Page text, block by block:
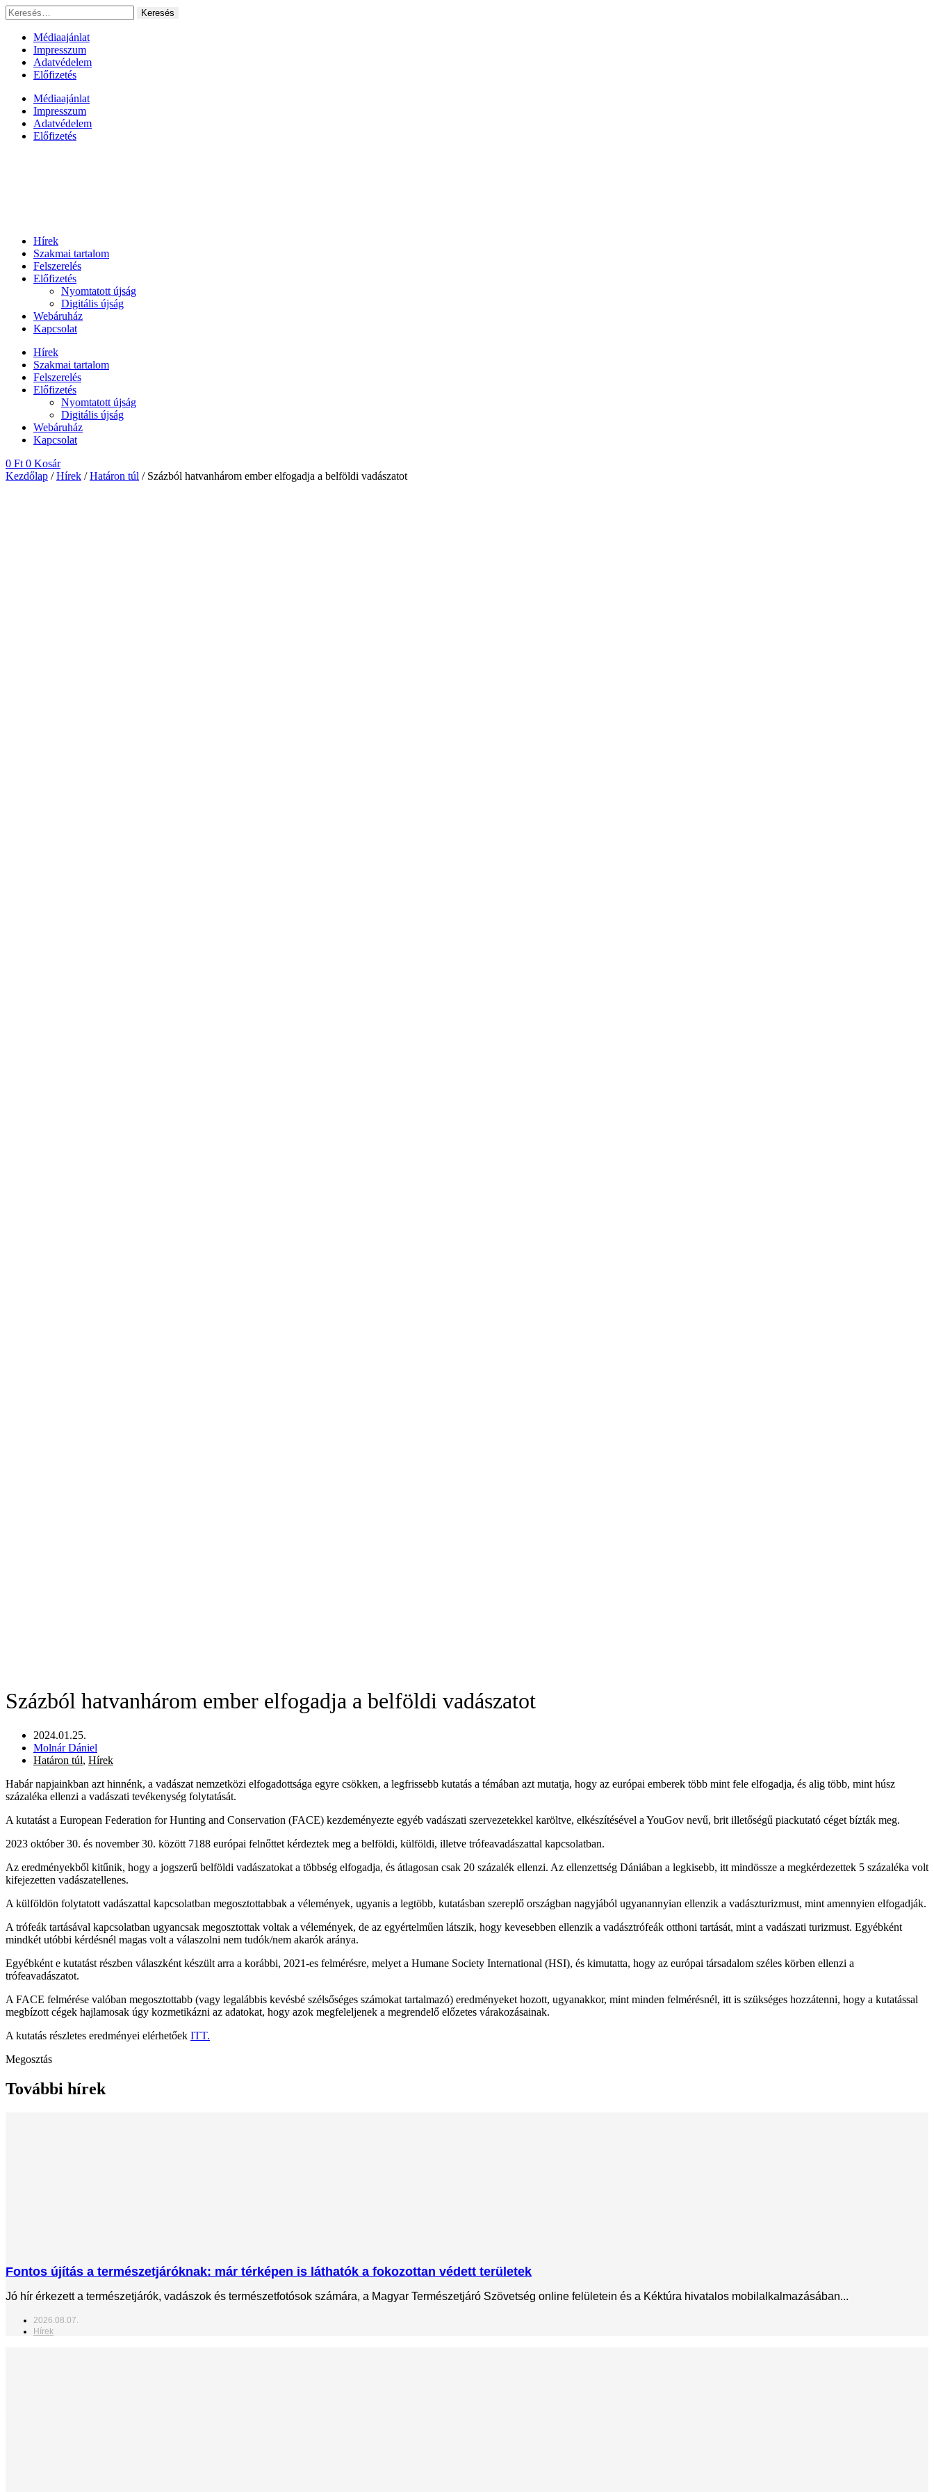
Ugrás
a
tartalomhoz
Keresés:
Médiaajánlat
Impresszum
Adatvédelem
Előfizetés
Médiaajánlat
Impresszum
Adatvédelem
Előfizetés
Hírek
Szakmai tartalom
Felszerelés
Előfizetés
Nyomtatott újság
Digitális újság
Webáruház
Kapcsolat
Hírek
Szakmai tartalom
Felszerelés
Előfizetés
Nyomtatott újság
Digitális újság
Webáruház
Kapcsolat
0 Ft 0 Kosár
Kezdőlap /Hírek /Határon túl / Százból hatvanhárom ember elfogadja a belföldi vadászatot
Százból hatvanhárom ember elfogadja a belföldi vadászatot
2024.01.25.
Molnár Dániel
Határon túl, Hírek
Habár napjainkban azt hinnénk, a vadászat nemzetközi elfogadottsága egyre csökken, a legfrissebb kutatás a témában azt mutatja, hogy az európai emberek több mint fele elfogadja, és alig több, mint húsz
százaléka ellenzi a vadászati tevékenység folytatását.
A kutatást a European Federation for Hunting and Conservation (FACE) kezdeményezte egyéb vadászati szervezetekkel karöltve, elkészítésével a YouGov nevű, brit illetőségű piackutató céget bízták meg.
2023 október 30. és november 30. között 7188 európai felnőttet kérdeztek meg a belföldi, külföldi, illetve trófeavadászattal kapcsolatban.
Az eredményekből kitűnik, hogy a jogszerű belföldi vadászatokat a többség elfogadja, és átlagosan csak 20 százalék ellenzi. Az ellenzettség Dániában a legkisebb, itt mindössze a megkérdezettek 5 százaléka volt
kifejezetten vadászatellenes.
A külföldön folytatott vadászattal kapcsolatban megosztottabbak a vélemények, ugyanis a legtöbb, kutatásban szereplő országban nagyjából ugyanannyian ellenzik a vadászturizmust, mint amennyien elfogadják.
A trófeák tartásával kapcsolatban ugyancsak megosztottak voltak a vélemények, de az egyértelműen látszik, hogy kevesebben ellenzik a vadásztrófeák otthoni tartását, mint a vadászati turizmust. Egyébként
mindkét utóbbi kérdésnél magas volt a válaszolni nem tudók/nem akarók aránya.
Egyébként e kutatást részben válaszként készült arra a korábbi, 2021-es felmérésre, melyet a Humane Society International (HSI), és kimutatta, hogy az európai társadalom széles körben ellenzi a
trófeavadászatot.
A FACE felmérése valóban megosztottabb (vagy legalábbis kevésbé szélsőséges számokat tartalmazó) eredményeket hozott, ugyanakkor, mint minden felmérésnél, itt is szükséges hozzátenni, hogy a kutatással
megbízott cégek hajlamosak úgy kozmetikázni az adatokat, hogy azok megfeleljenek a megrendelő előzetes várakozásainak.
A kutatás részletes eredményei elérhetőek ITT.
Megosztás
További hírek
Fontos újítás a természetjáróknak: már térképen is láthatók a fokozottan védett területek
Jó hír érkezett a természetjárók, vadászok és természetfotósok számára, a Magyar Természetjáró Szövetség online felületein és a Kéktúra hivatalos mobilalkalmazásában...
2026.08.07.
Hírek